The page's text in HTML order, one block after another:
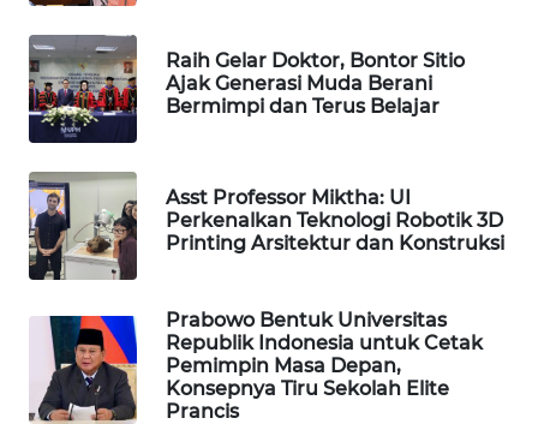
Raih Gelar Doktor, Bontor Sitio
Ajak Generasi Muda Berani
Bermimpi dan Terus Belajar
Asst Professor Miktha: UI
Perkenalkan Teknologi Robotik 3D
Printing Arsitektur dan Konstruksi
Prabowo Bentuk Universitas
Republik Indonesia untuk Cetak
Pemimpin Masa Depan,
Konsepnya Tiru Sekolah Elite
Prancis
KELISTRIKAN
WALINKI
ID
MAWAKA
ID
MARTABAT
PLN
WATCH